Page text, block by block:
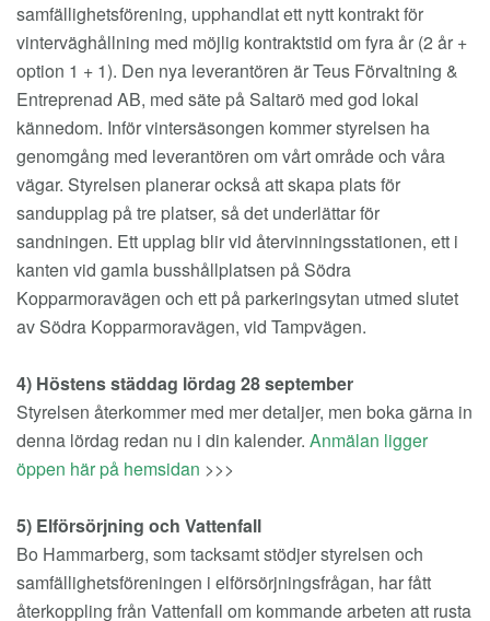
samfällighetsförening, upphandlat ett nytt kontrakt för
vinterväghållning med möjlig kontraktstid om fyra år (2 år +
option 1 + 1). Den nya leverantören är Teus Förvaltning &
Entreprenad AB, med säte på Saltarö med god lokal
kännedom. Inför vintersäsongen kommer styrelsen ha
genomgång med leverantören om vårt område och våra
vägar. Styrelsen planerar också att skapa plats för
sandupplag på tre platser, så det underlättar för
sandningen. Ett upplag blir vid återvinningsstationen, ett i
kanten vid gamla busshållplatsen på Södra
Kopparmoravägen och ett på parkeringsytan utmed slutet
av Södra Kopparmoravägen, vid Tampvägen.
4) Höstens städdag lördag 28 september
Styrelsen återkommer med mer detaljer, men boka gärna in
denna lördag redan nu i din kalender. Anmälan ligger
öppen här på hemsidan >>>
5) Elförsörjning och Vattenfall
Bo Hammarberg, som tacksamt stödjer styrelsen och
samfällighetsföreningen i elförsörjningsfrågan, har fått
återkoppling från Vattenfall om kommande arbeten att rusta